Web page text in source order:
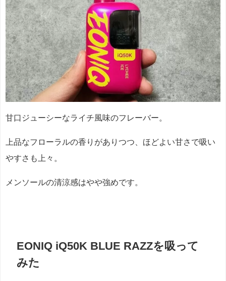
甘口ジューシーなライチ風味のフレーバー。
上品なフローラルの香りがありつつ、ほどよい甘さで吸い
やすさも上々。
メンソールの清涼感はやや強めです。
EONIQ iQ50K BLUE RAZZを吸って
みた